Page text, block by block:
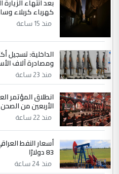
بعد انتهاء
كهرباء كربلاء
منذ 15 ساعة
ومصادرة آلاف
منذ 23 ساعة
انطلاق المؤتمر
الأربعين من
منذ 22 ساعة
أسعار النفط
83 دولارًا
منذ 24 ساعة